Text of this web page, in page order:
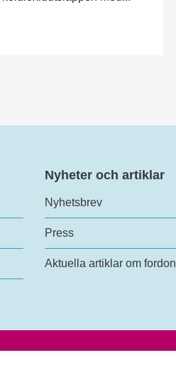
Nyheter och artiklar
Nyhetsbrev
Press
Aktuella artiklar om fordon